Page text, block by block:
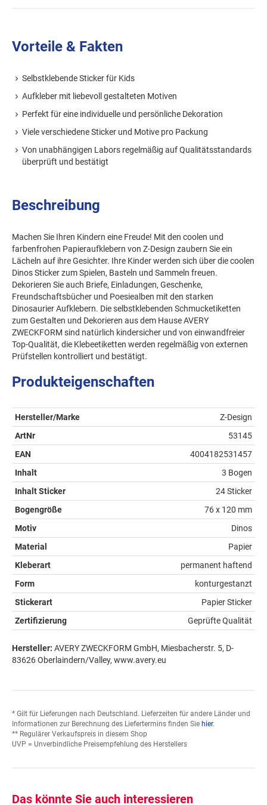
Vorteile & Fakten
Selbstklebende Sticker für Kids
Aufkleber mit liebevoll gestalteten Motiven
Perfekt für eine individuelle und persönliche Dekoration
Viele verschiedene Sticker und Motive pro Packung
Von unabhängigen Labors regelmäßig auf Qualitätsstandards
überprüft und bestätigt
Beschreibung
Machen Sie Ihren Kindern eine Freude! Mit den coolen und
farbenfrohen Papieraufklebern von Z-Design zaubern Sie ein
Lächeln auf ihre Gesichter. Ihre Kinder werden sich über die coolen
Dinos Sticker zum Spielen, Basteln und Sammeln freuen.
Dekorieren Sie auch Briefe, Einladungen, Geschenke,
Freundschaftsbücher und Poesiealben mit den starken
Dinosaurier Aufklebern. Die selbstklebenden Schmucketiketten
zum Gestalten und Dekorieren aus dem Hause AVERY
ZWECKFORM sind natürlich kindersicher und von einwandfreier
Top-Qualität, die Klebeetiketten werden regelmäßig von externen
Prüfstellen kontrolliert und bestätigt.
Produkteigenschaften
Hersteller/Marke
Z-Design
ArtNr
53145
EAN
4004182531457
Inhalt
3 Bogen
Inhalt Sticker
24 Sticker
Bogengröße
76 x 120 mm
Motiv
Dinos
Material
Papier
Kleberart
permanent haftend
Form
konturgestanzt
Stickerart
Papier Sticker
Zertifizierung
Geprüfte Qualität
Hersteller: AVERY ZWECKFORM GmbH, Miesbacherstr. 5, D-
83626 Oberlaindern/Valley, www.avery.eu
* Gilt für Lieferungen nach Deutschland. Lieferzeiten für andere Länder und
Informationen zur Berechnung des Liefertermins finden Sie hier.
** Regulärer Verkaufspreis in diesem Shop
UVP = Unverbindliche Preisempfehlung des Herstellers
Das könnte Sie auch interessieren